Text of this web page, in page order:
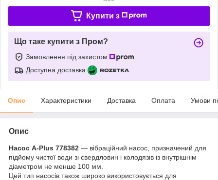
Купити з
Що таке купити з Пром?
Замовлення під захистом
Доступна доставка
Опис Характеристики Доставка Оплата Умови
Опис
Насос A-Plus 778382 — вібраційний насос, призначений для
підйому чистої води зі свердловин і колодязів із внутрішнім
діаметром не менше 100 мм.
Цей тип насосів також широко використовується для